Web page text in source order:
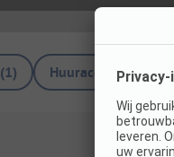
(1)